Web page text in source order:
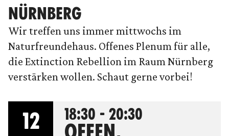
NÜRNBERG
Wir treffen uns immer mittwochs im
Naturfreundehaus. Offenes Plenum für alle,
die Extinction Rebellion im Raum Nürnberg
verstärken wollen. Schaut gerne vorbei!
12 18:30 - 20:30